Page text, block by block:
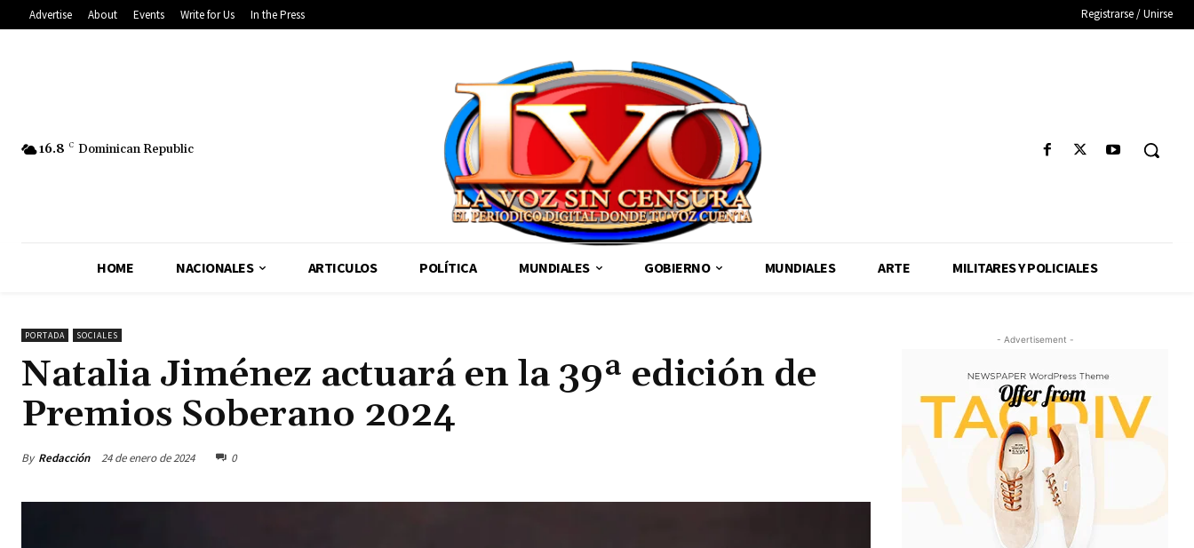
Advertise About Events Write for Us In the Press Registrarse / Unirse
16.8 C Dominican Republic
HOME NACIONALES ARTICULOS POLÍTICA MUNDIALES GOBIERNO MUNDIALES ARTE MILITARES Y POLICIALES
PORTADA SOCIALES
Natalia Jiménez actuará en la 39ª edición de
Premios Soberano 2024
By Redacción 24 de enero de 2024 0
- Advertisement -